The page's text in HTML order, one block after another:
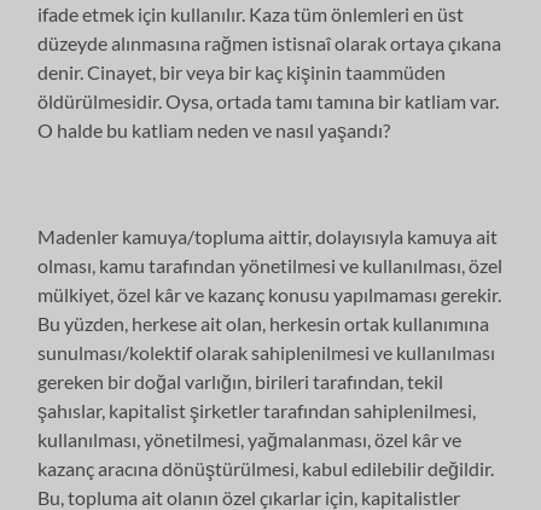
ifade etmek için kullanılır. Kaza tüm önlemleri en üst
düzeyde alınmasına rağmen istisnaî olarak ortaya çıkana
denir. Cinayet, bir veya bir kaç kişinin taammüden
öldürülmesidir. Oysa, ortada tamı tamına bir katliam var.
O halde bu katliam neden ve nasıl yaşandı?
Madenler kamuya/topluma aittir, dolayısıyla kamuya ait
olması, kamu tarafından yönetilmesi ve kullanılması, özel
mülkiyet, özel kâr ve kazanç konusu yapılmaması gerekir.
Bu yüzden, herkese ait olan, herkesin ortak kullanımına
sunulması/kolektif olarak sahiplenilmesi ve kullanılması
gereken bir doğal varlığın, birileri tarafından, tekil
şahıslar, kapitalist şirketler tarafından sahiplenilmesi,
kullanılması, yönetilmesi, yağmalanması, özel kâr ve
kazanç aracına dönüştürülmesi, kabul edilebilir değildir.
Bu, topluma ait olanın özel çıkarlar için, kapitalistler